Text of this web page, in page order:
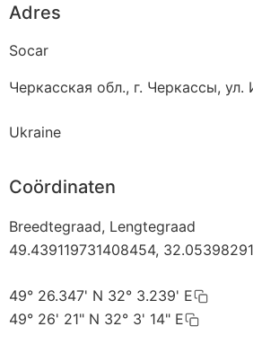
Adres
Socar
Черкасская обл., г. Черкассы, ул.
Ukraine
Coördinaten
Breedtegraad, Lengtegraad
49.439119731408454,
49° 26.347' N 32° 3.239' E
49° 26' 21" N 32° 3' 14" E